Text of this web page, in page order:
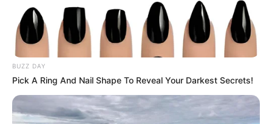
BUZZ DAY
Pick A Ring And Nail Shape To Reveal Your Darkest Secrets!